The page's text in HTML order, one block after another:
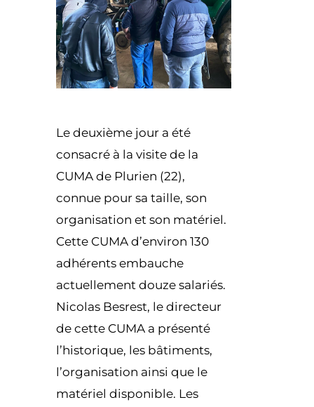
Le deuxième jour a été
consacré à la visite de la
CUMA de Plurien (22),
connue pour sa taille, son
organisation et son matériel.
Cette CUMA d’environ 130
adhérents embauche
actuellement douze salariés.
Nicolas Besrest, le directeur
de cette CUMA a présenté
l’historique, les bâtiments,
l’organisation ainsi que le
matériel disponible. Les